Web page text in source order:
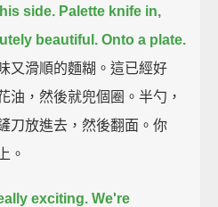
side. Palette knife in,
beautiful. Onto a plate.
又滑順的麵糊。這已經好
油，然後就兜個圈。半勺，
刀放進去，然後翻面。你
。
exciting. We're